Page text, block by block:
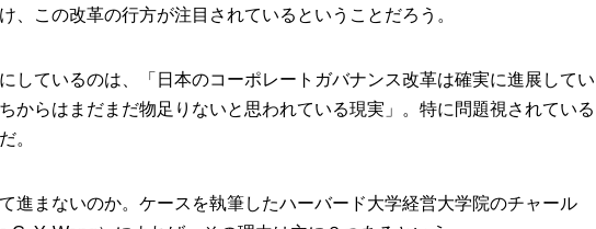
、この改革の行方が注目されているということだろう。
しているのは、「日本のコーポレートガバナンス改革は確実に進展してい
からはまだまだ物足りないと思われている現実」。特に問題視されている
。
進まないのか。ケースを執筆したハーバード大学経営大学院のチャール